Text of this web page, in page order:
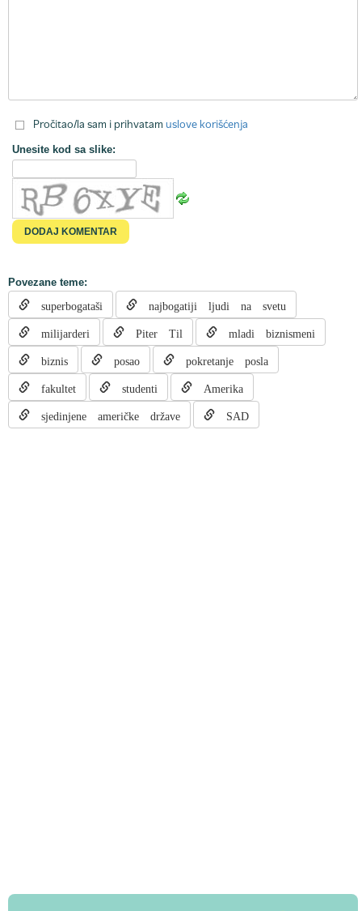
Pročitao/la sam i prihvatam uslove korišćenja
Unesite kod sa slike:
Povezane teme:
superbogataši najbogatiji ljudi na svetu
milijarderi Piter Til mladi biznismeni
biznis posao pokretanje posla
fakultet studenti Amerika
sjedinjene američke države SAD